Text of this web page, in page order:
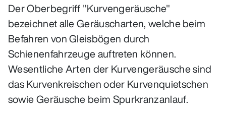
Der Oberbegriff "Kurvengeräusche"
bezeichnet alle Geräuscharten, welche beim
Befahren von Gleisbögen durch
Schienenfahrzeuge auftreten können.
Wesentliche Arten der Kurvengeräusche sind
das Kurvenkreischen oder Kurvenquietschen
sowie Geräusche beim Spurkranzanlauf.